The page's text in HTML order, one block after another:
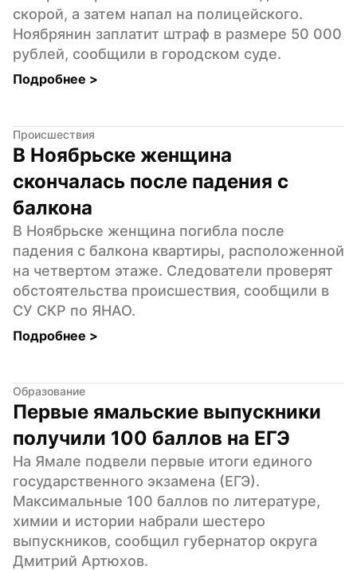
скорой, а затем напал на полицейского.
Ноябрянин заплатит штраф в размере 50 000
рублей, сообщили в городском суде.
Подробнее >
Происшествия
В Ноябрьске женщина
скончалась после падения с
балкона
В Ноябрьске женщина погибла после
падения с балкона квартиры, расположенной
на четвертом этаже. Следователи проверят
обстоятельства происшествия, сообщили в
СУ СКР по ЯНАО.
Подробнее >
Образование
Первые ямальские выпускники
получили 100 баллов на ЕГЭ
На Ямале подвели первые итоги единого
государственного экзамена (ЕГЭ).
Максимальные 100 баллов по литературе,
химии и истории набрали шестеро
выпускников, сообщил губернатор округа
Дмитрий Артюхов.